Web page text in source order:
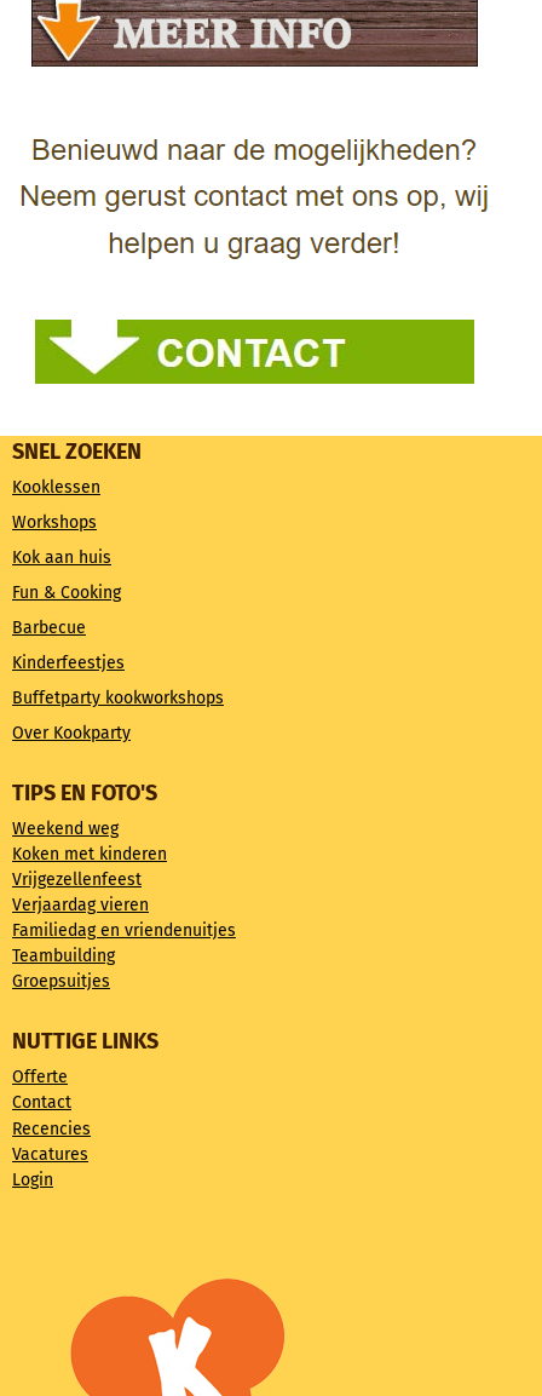
SNEL ZOEKEN
Kooklessen
Workshops
Kok aan huis
Fun & Cooking
Barbecue
Kinderfeestjes
Buffetparty kookworkshops
Over Kookparty
TIPS EN FOTO'S
Weekend weg
Koken met kinderen
Vrijgezellenfeest
Verjaardag vieren
Familiedag en vriendenuitjes
Teambuilding
Groepsuitjes
NUTTIGE LINKS
Offerte
Contact
Recencies
Vacatures
Login